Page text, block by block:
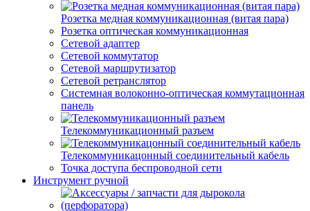
Розетка медная коммуникационная (витая пара)
Розетка оптическая коммуникационная
Сетевой адаптер
Сетевой коммутатор
Сетевой маршрутизатор
Сетевой ретранслятор
Системная волоконно-оптическая коммутационная
панель
Телекоммуникационный разъем
Телекоммуникацонный соединительный кабель
Точка доступа беспроводной сети
Инструмент ручной